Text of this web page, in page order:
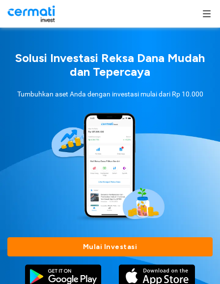
Solusi Investasi Reksa Dana Mudah
dan Tepercaya
Tumbuhkan aset Anda dengan investasi mulai dari Rp 10.000
Mulai Investasi